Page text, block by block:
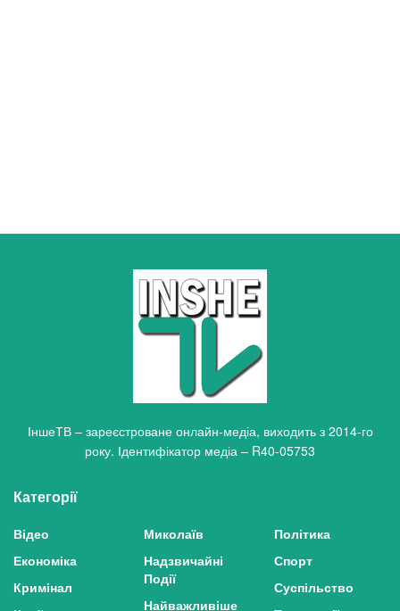
ІншеТВ – зареєстроване онлайн-медіа, виходить з 2014-го
року. Ідентифікатор медіа – R40-05753
Категорії
Відео
Економіка
Кримінал
Миколаїв
Надзвичайні
Події
Найважливіше
Політика
Спорт
Суспільство